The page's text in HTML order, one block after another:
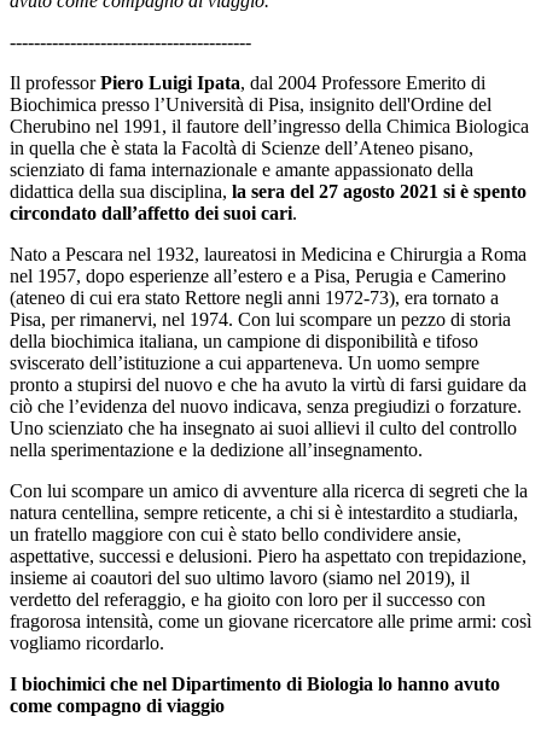
----------------------------------------
Il professorPiero Luigi Ipata, dal 2004 Professore Emerito di
Biochimica presso l’Università di Pisa, insignito dell'Ordine del
Cherubino nel 1991, il fautore dell’ingresso della Chimica Biologica
in quella che è stata la Facoltà di Scienze dell’Ateneo pisano,
scienziato di fama internazionale e amante appassionato della
didattica della sua disciplina, la sera del 27 agosto 2021 si è spento
circondato dall’affetto dei suoi cari.
Nato a Pescara nel 1932, laureatosi in Medicina e Chirurgia a Roma
nel 1957, dopo esperienze all’estero e a Pisa, Perugia e Camerino
(ateneo di cui era stato Rettore negli anni 1972-73), era tornato a
Pisa, per rimanervi, nel 1974. Con lui scompare un pezzo di storia
della biochimica italiana, un campione di disponibilità e tifoso
sviscerato dell’istituzione a cui apparteneva. Un uomo sempre
pronto a stupirsi del nuovo e che ha avuto la virtù di farsi guidare da
ciò che l’evidenza del nuovo indicava, senza pregiudizi o forzature.
Uno scienziato che ha insegnato ai suoi allievi il culto del controllo
nella sperimentazione e la dedizione all’insegnamento.
Con lui scompare un amico di avventure alla ricerca di segreti che la
natura centellina, sempre reticente, a chi si è intestardito a studiarla,
un fratello maggiore con cui è stato bello condividere ansie,
aspettative, successi e delusioni. Piero ha aspettato con trepidazione,
insieme ai coautori del suo ultimo lavoro (siamo nel 2019), il
verdetto del referaggio, e ha gioito con loro per il successo con
fragorosa intensità, come un giovane ricercatore alle prime armi: così
vogliamo ricordarlo.
I biochimici che nel Dipartimento di Biologia lo hanno avuto
come compagno di viaggio